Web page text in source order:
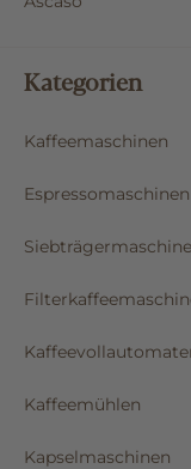
Kategorien
Kaffeemaschinen
Espressomaschinen
Kaffeemühlen
Kapselmaschinen